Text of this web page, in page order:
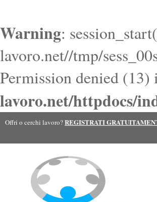
Warning:
lavoro.net//tmp/
Permission denied
lavoro.net/httpdocs/
Offri o cerchi lavoro?REGISTRATI